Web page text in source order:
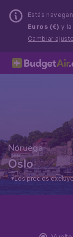
Estás
Euros (€) y
Cambiar
Noruega
Oslo
*Los precios